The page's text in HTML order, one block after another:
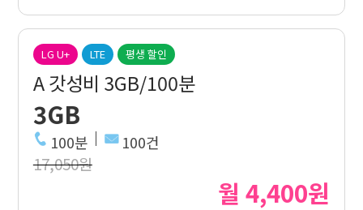
LG U+ LTE 평생 할인
A 갓성비 3GB/100분
3GB
100분 100건
17,050원
월 4,400원